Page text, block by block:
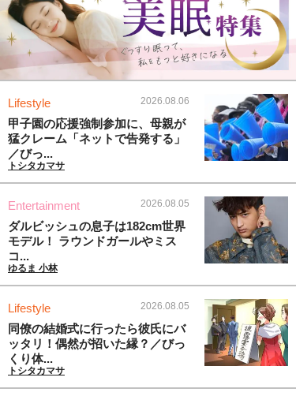
Lifestyle 2026.08.06
甲子園の応援強制参加に、母親が
猛クレーム「ネットで告発する」
／びっ...
トシタカマサ
Entertainment 2026.08.05
ダルビッシュの息子は182cm世界
モデル！ ラウンドガールやミス
コ...
ゆるま 小林
Lifestyle 2026.08.05
同僚の結婚式に行ったら彼氏にバ
ッタリ！偶然が招いた縁？／びっ
くり体...
トシタカマサ